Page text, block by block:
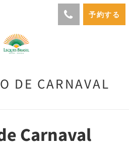
予約する
DE CARNAVAL
Carnaval